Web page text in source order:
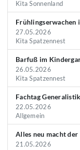
Kita Sonnenland
Frühlingserwachen
27.05.2026
Kita Spatzennest
Barfuß im
26.05.2026
Kita Spatzennest
Fachtag
22.05.2026
Allgemein
Alles neu macht der
21.05.2026